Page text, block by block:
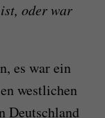
oder war
es war ein
westlichen
Deutschland